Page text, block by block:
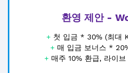
환영 제안 -
+ 첫 입금 * 30% (최대
+ 매 입금 보너스 *
+ 매주 10% 환급, 라이